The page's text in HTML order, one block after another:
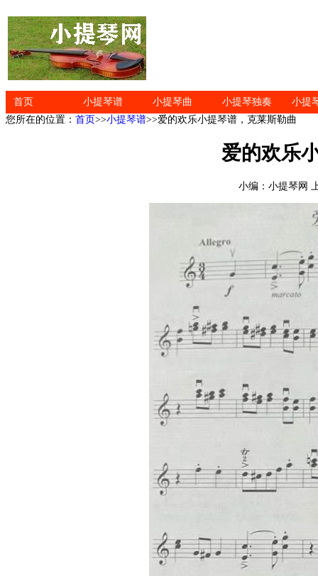
首页 小提琴谱 小提琴曲 小提琴独奏
小提
您所在的位置： 首页>>小提琴谱>>爱的欢乐小提琴谱，克莱斯勒曲
爱的欢乐
小编：小提琴网